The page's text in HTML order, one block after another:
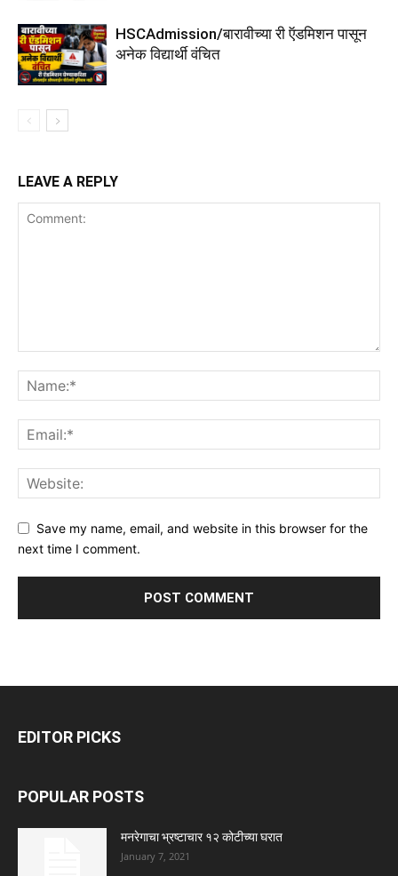
HSCAdmission/बारावीच्या री ऍडमिशन पासून
अनेक विद्यार्थी वंचित
LEAVE A REPLY
Save my name, email, and website in this browser for the
next time I comment.
EDITOR PICKS
POPULAR POSTS
मनरेगाचा भ्रष्टाचार १२ कोटीच्या घरात
January 7, 2021